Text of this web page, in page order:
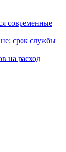
современные
срок службы
на расход